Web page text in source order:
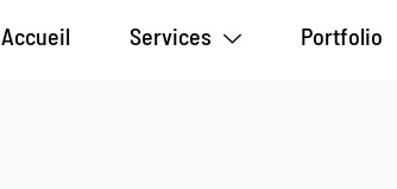
Accueil Services Portfolio
Accueil Services Portfolio